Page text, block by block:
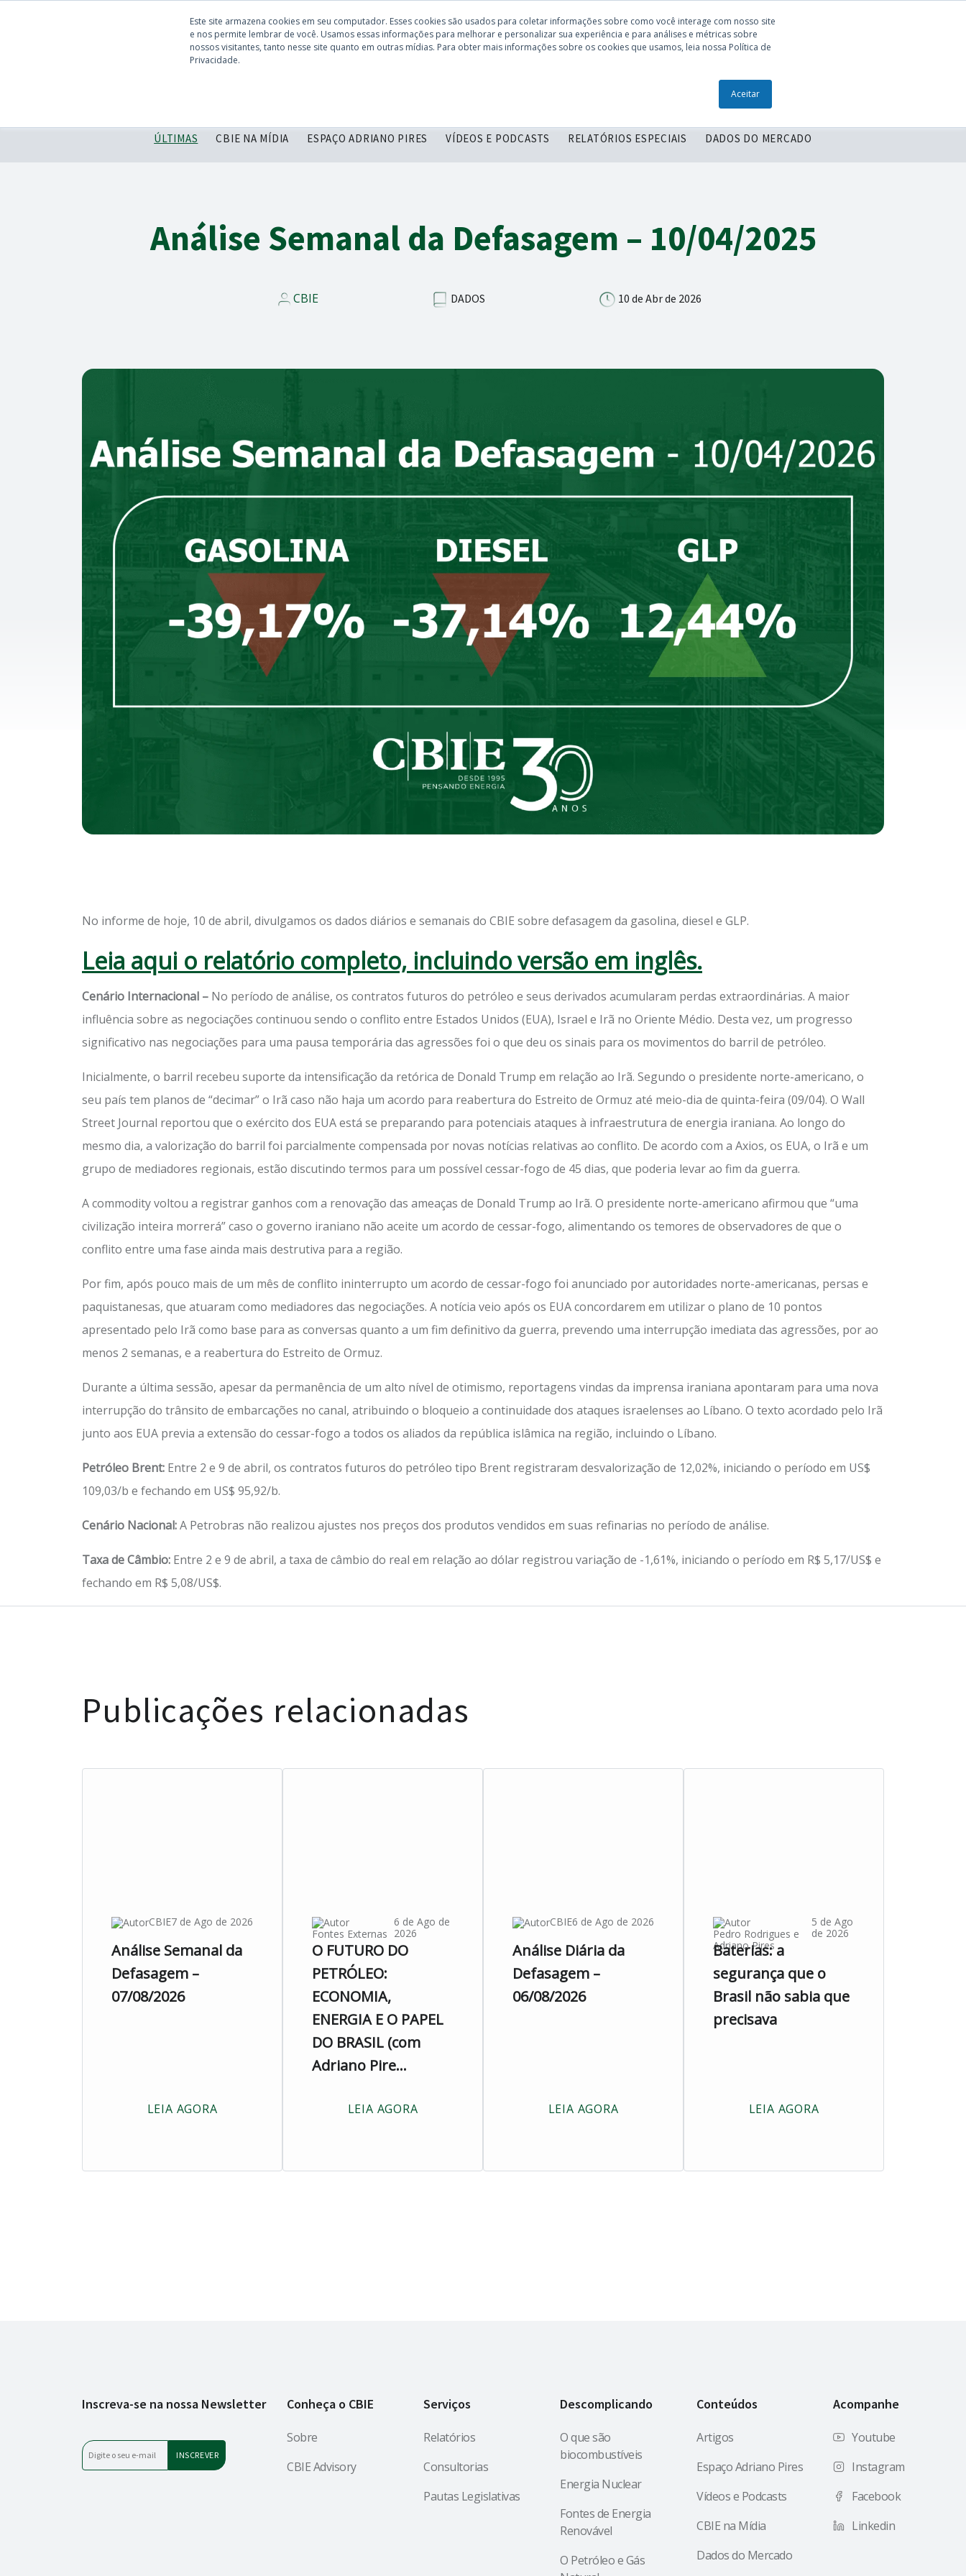
Este site armazena cookies em seu computador. Esses cookies são usados para coletar informações sobre como você interage com nosso site
e nos permite lembrar de você. Usamos essas informações para melhorar e personalizar sua experiência e para análises e métricas sobre
nossos visitantes, tanto nesse site quanto em outras mídias. Para obter mais informações sobre os cookies que usamos, leia nossa Política de
Privacidade.
Aceitar
ÚLTIMAS CBIE NA MÍDIA ESPAÇO ADRIANO PIRES VÍDEOS E PODCASTS RELATÓRIOS ESPECIAIS DADOS DO MERCADO
Análise Semanal da Defasagem – 10/04/2025
CBIE DADOS 10 de Abr de 2026
No informe de hoje, 10 de abril, divulgamos os dados diários e semanais do CBIE sobre defasagem da gasolina, diesel e GLP.
Leia aqui o relatório completo, incluindo versão em inglês.
Cenário Internacional – No período de análise, os contratos futuros do petróleo e seus derivados acumularam perdas extraordinárias. A maior
influência sobre as negociações continuou sendo o conflito entre Estados Unidos (EUA), Israel e Irã no Oriente Médio. Desta vez, um progresso
significativo nas negociações para uma pausa temporária das agressões foi o que deu os sinais para os movimentos do barril de petróleo.
Inicialmente, o barril recebeu suporte da intensificação da retórica de Donald Trump em relação ao Irã. Segundo o presidente norte-americano, o
seu país tem planos de “decimar” o Irã caso não haja um acordo para reabertura do Estreito de Ormuz até meio-dia de quinta-feira (09/04). O Wall
Street Journal reportou que o exército dos EUA está se preparando para potenciais ataques à infraestrutura de energia iraniana. Ao longo do
mesmo dia, a valorização do barril foi parcialmente compensada por novas notícias relativas ao conflito. De acordo com a Axios, os EUA, o Irã e um
grupo de mediadores regionais, estão discutindo termos para um possível cessar-fogo de 45 dias, que poderia levar ao fim da guerra.
A commodity voltou a registrar ganhos com a renovação das ameaças de Donald Trump ao Irã. O presidente norte-americano afirmou que “uma
civilização inteira morrerá” caso o governo iraniano não aceite um acordo de cessar-fogo, alimentando os temores de observadores de que o
conflito entre uma fase ainda mais destrutiva para a região.
Por fim, após pouco mais de um mês de conflito ininterrupto um acordo de cessar-fogo foi anunciado por autoridades norte-americanas, persas e
paquistanesas, que atuaram como mediadores das negociações. A notícia veio após os EUA concordarem em utilizar o plano de 10 pontos
apresentado pelo Irã como base para as conversas quanto a um fim definitivo da guerra, prevendo uma interrupção imediata das agressões, por ao
menos 2 semanas, e a reabertura do Estreito de Ormuz.
Durante a última sessão, apesar da permanência de um alto nível de otimismo, reportagens vindas da imprensa iraniana apontaram para uma nova
interrupção do trânsito de embarcações no canal, atribuindo o bloqueio a continuidade dos ataques israelenses ao Líbano. O texto acordado pelo Irã
junto aos EUA previa a extensão do cessar-fogo a todos os aliados da república islâmica na região, incluindo o Líbano.
Petróleo Brent: Entre 2 e 9 de abril, os contratos futuros do petróleo tipo Brent registraram desvalorização de 12,02%, iniciando o período em US$
109,03/b e fechando em US$ 95,92/b.
Cenário Nacional:A Petrobras não realizou ajustes nos preços dos produtos vendidos em suas refinarias no período de análise.
Taxa de Câmbio: Entre 2 e 9 de abril, a taxa de câmbio do real em relação ao dólar registrou variação de -1,61%, iniciando o período em R$ 5,17/US$ e
fechando em R$ 5,08/US$.
Publicações relacionadas
CBIE7 de Ago de 2026
Análise Semanal da
Defasagem –
07/08/2026
LEIA AGORA
Fontes Externas
6 de Ago de
2026
O FUTURO DO
PETRÓLEO:
ECONOMIA,
ENERGIA E O PAPEL
DO BRASIL (com
Adriano Pire...
LEIA AGORA
CBIE6 de Ago de 2026
Análise Diária da
Defasagem –
06/08/2026
LEIA AGORA
Pedro Rodrigues e
Adriano Pires
5 de Ago
de 2026
Baterias: a
segurança que o
Brasil não sabia que
precisava
LEIA AGORA
Inscreva-se na nossa Newsletter Conheça o CBIE
Sobre
CBIE Advisory
Serviços
Relatórios
Consultorias
Pautas Legislativas
Descomplicando
O que são
biocombustíveis
Energia Nuclear
Fontes de Energia
Renovável
O Petróleo e Gás
Conteúdos
Artigos
Espaço Adriano Pires
Vídeos e Podcasts
CBIE na Mídia
Dados do Mercado
Acompanhe
Youtube
Instagram
Facebook
Linkedin